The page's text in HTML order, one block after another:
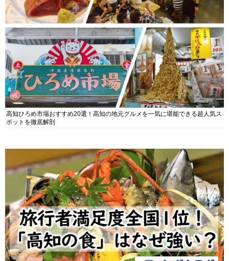
高知ひろめ市場おすすめ20選！高知の地元グルメを一気に堪能できる超人気ス
ポットを徹底解剖